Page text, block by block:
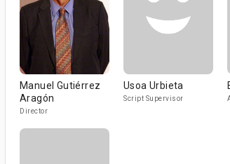
Manuel Gutiérrez
Aragón
Director
Usoa Urbieta
Script Supervisor